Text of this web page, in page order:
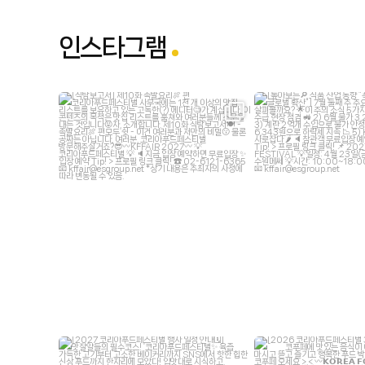
인스타그램
kffair_live
7월 23
7월
kffair_live